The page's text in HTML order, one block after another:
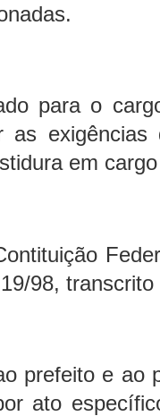
para o
as
em
98,
prefeito e ao
ato